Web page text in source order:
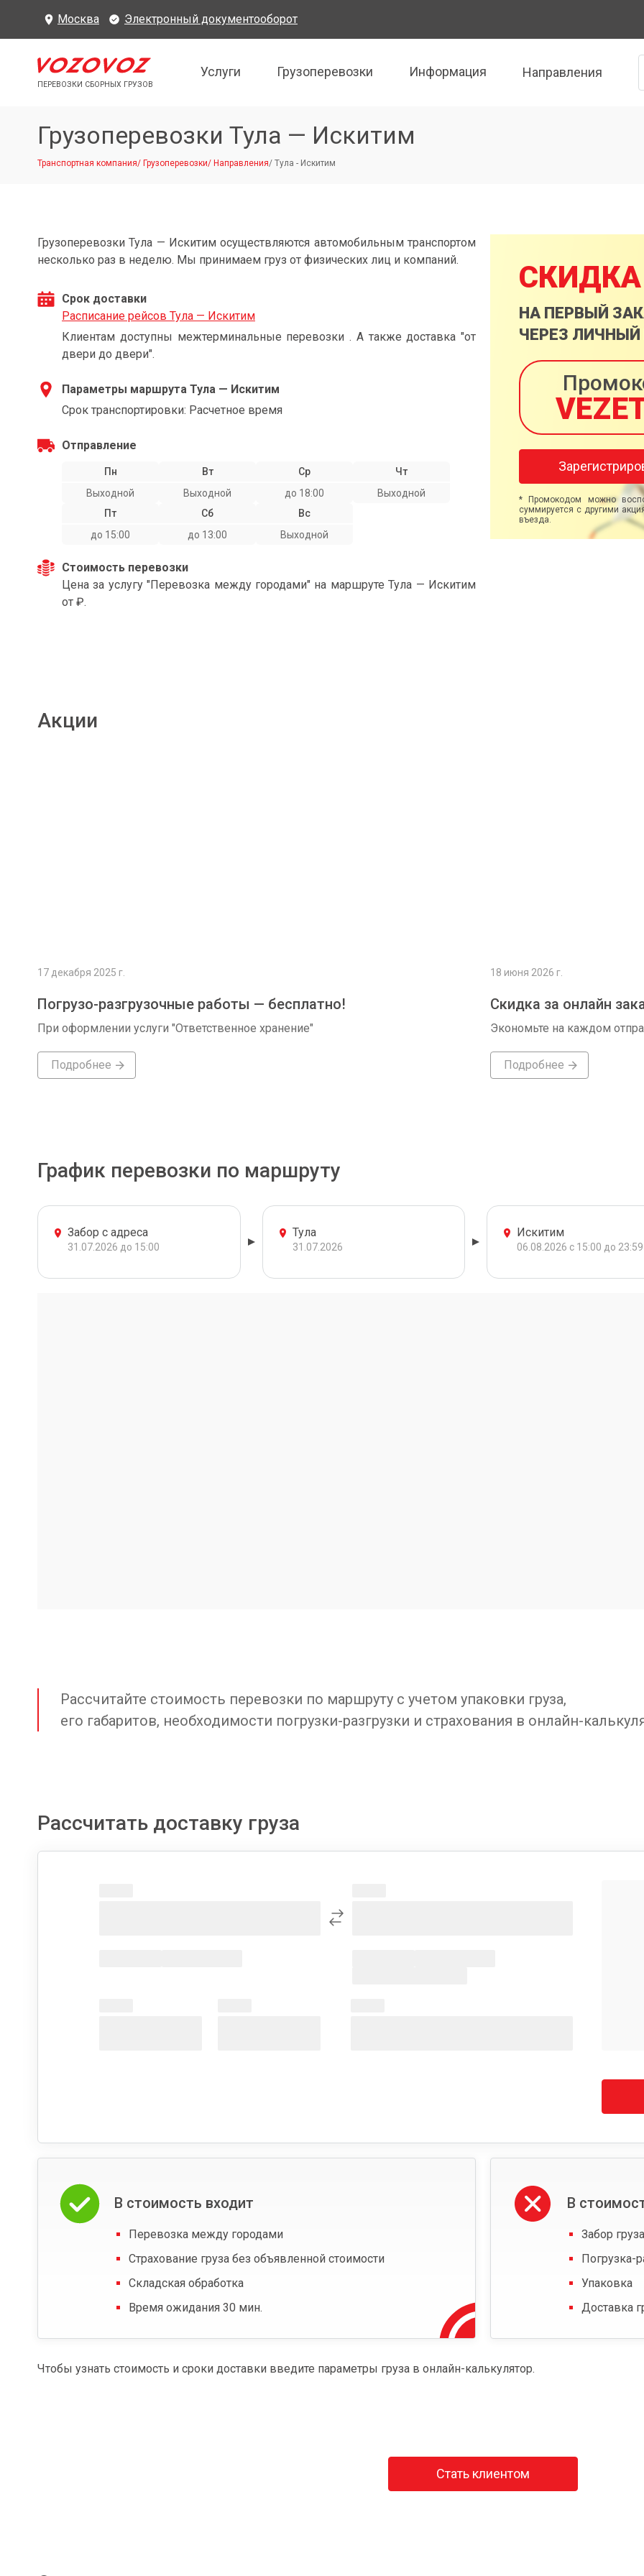
Москва Электронный документооборот
ПЕРЕВОЗКИ СБОРНЫХ ГРУЗОВ
Услуги Грузоперевозки Информация Направления
Грузоперевозки Тула — Искитим
Транспортная компания/ Грузоперевозки/ Направления/ Тула - Искитим
Грузоперевозки Тула — Искитим осуществляются автомобильным транспортом
несколько раз в неделю. Мы принимаем груз от физических лиц и компаний.
Срок доставки
Расписание рейсов Тула — Искитим
Клиентам доступны межтерминальные перевозки . А также доставка "от
двери до двери".
Параметры маршрута Тула — Искитим
Срок транспортировки: Расчетное время
Отправление
Пн
Выходной
Вт
Выходной
Ср
до 18:00
Чт
Выходной
Пт
до 15:00
Сб
до 13:00
Вс
Выходной
Стоимость перевозки
Цена за услугу "Перевозка между городами" на маршруте Тула — Искитим
от ₽.
СКИДКА
НА ПЕРВЫЙ
ЧЕРЕЗ ЛИЧНЫЙ
* Промокодом можно
суммируется с другими
въезда.
Акции
17 декабря 2025 г.
Погрузо-разгрузочные работы — бесплатно!
При оформлении услуги "Ответственное хранение"
Подробнее
18 июня 2026 г.
Скидка за онлайн
Экономьте на каждом
Подробнее
График перевозки по маршруту
Забор с адреса
31.07.2026 до 15:00
Тула
31.07.2026
Искитим
06.08.2026 с 15:00 до 23:59
Рассчитайте стоимость перевозки по маршруту с учетом упаковки груза,
его габаритов, необходимости погрузки-разгрузки и страхования в онлайн-
Рассчитать доставку груза
В стоимость входит
Перевозка между городами
Страхование груза без объявленной стоимости
Складская обработка
Время ожидания 30 мин.
В
Забор
Погрузка-
Упаковка
Доставка
Чтобы узнать стоимость и сроки доставки введите параметры груза в онлайн-калькулятор.
Стать клиентом